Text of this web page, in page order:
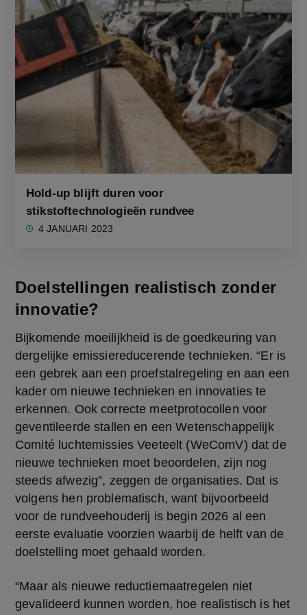
Hold-up blijft duren voor
stikstoftechnologieën rundvee
4 JANUARI 2023
Doelstellingen realistisch zonder
innovatie?
Bijkomende moeilijkheid is de goedkeuring van
dergelijke emissiereducerende technieken. “Er is
een gebrek aan een proefstalregeling en aan een
kader om nieuwe technieken en innovaties te
erkennen. Ook correcte meetprotocollen voor
geventileerde stallen en een Wetenschappelijk
Comité luchtemissies Veeteelt (WeComV) dat de
nieuwe technieken moet beoordelen, zijn nog
steeds afwezig”, zeggen de organisaties. Dat is
volgens hen problematisch, want bijvoorbeeld
voor de rundveehouderij is begin 2026 al een
eerste evaluatie voorzien waarbij de helft van de
doelstelling moet gehaald worden.
“Maar als nieuwe reductiemaatregelen niet
gevalideerd kunnen worden, hoe realistisch is het